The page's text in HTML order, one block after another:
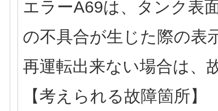
エラーA69は、タンク表
の不具合が生じた際の表
再運転出来ない場合は、
【考えられる故障箇所】